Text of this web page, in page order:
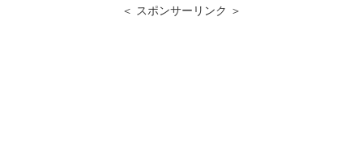
＜ スポンサーリンク ＞